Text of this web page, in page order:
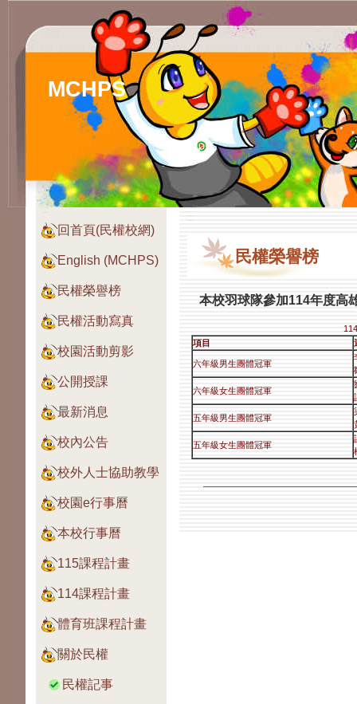
MCHPS
:::
回首頁(民權校網)
English (MCHPS)
民權榮譽榜
民權活動寫真
校園活動剪影
公開授課
最新消息
校內公告
校外人士協助教學
校園e行事曆
本校行事曆
115課程計畫
114課程計畫
體育班課程計畫
關於民權
民權記事
:::
民權榮譽榜
本校羽球隊參加114年度高
項目
六年級男生團體冠軍
六年級女生團體冠軍
五年級男生團體冠軍
五年級女生團體冠軍